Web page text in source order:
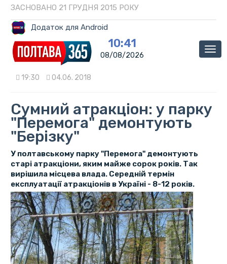
ЗАСНОВАНО 21 ГРУДНЯ 2015 РОКУ
Додаток для Android
10:41
08/08/2026
19:30 04.06. 2018
Сумний атракціон: у парку
"Перемога" демонтують
"Берізку"
У полтавському парку "Перемога" демонтують
старі атракціони, яким майже сорок років. Так
вирішила місцева влада. Середній термін
експлуатації атракціонів в Україні - 8-12 років.